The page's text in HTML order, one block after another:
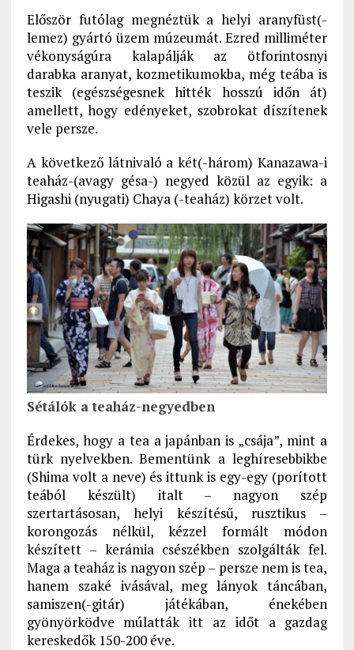
Először futólag megnéztük a helyi aranyfüst(-
lemez) gyártó üzem múzeumát. Ezred milliméter
vékonyságúra kalapálják az ötforintosnyi
darabka aranyat, kozmetikumokba, még teába is
teszik (egészségesnek hitték hosszú időn át)
amellett, hogy edényeket, szobrokat díszítenek
vele persze.
A következő látnivaló a két(-három) Kanazawa-i
teaház-(avagy gésa-) negyed közül az egyik: a
Higashi (nyugati) Chaya (-teaház) körzet volt.
Sétálók a teaház-negyedben
Érdekes, hogy a tea a japánban is „csája”, mint a
türk nyelvekben. Bementünk a leghíresebbikbe
(Shima volt a neve) és ittunk is egy-egy (porított
teából készült) italt – nagyon szép
szertartásosan, helyi készítésű, rusztikus –
korongozás nélkül, kézzel formált módon
készített – kerámia csészékben szolgálták fel.
Maga a teaház is nagyon szép – persze nem is tea,
hanem szaké ivásával, meg lányok táncában,
samiszen(-gitár) játékában, énekében
gyönyörködve múlatták itt az időt a gazdag
kereskedők 150-200 éve.